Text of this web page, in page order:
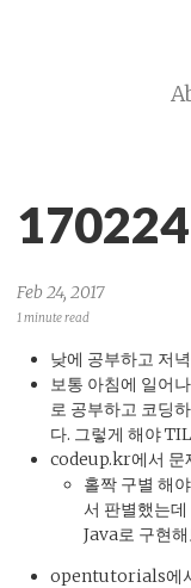
170224
Feb 24, 2017
1 minute read
낮에 공부하고 저
보통 아침에 일어
로 공부하고 코딩
다. 그렇게 해야
codeup.kr에서 문
홀짝 구별 해
서 판별했는
Java로 구현
opentutorials에서